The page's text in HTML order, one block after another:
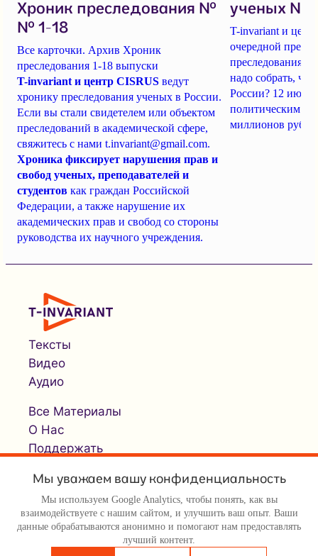
Хроник преследования №
№ 1-18
Все карточки. Архив Хроник
преследования 1-18 выпуски
T-invariant и центр CISRUS ведут
хронику преследования ученых в России.
Если вы стали свидетелем или объектом
преследований в академической сфере,
свяжитесь с нами t.invariant@gmail.com.
Хроника фиксирует нарушения прав и
свобод ученых, преподавателей и
студентов как граждан Российской
Федерации, а также нарушение их
академических прав и свобод со стороны
руководства их научного учреждения.
ученых №
T-invariant и
очередной
преследования
надо собрать,
России? 12
политическим
миллионов
Тексты
Видео
Аудио
Все Материалы
О Нас
Поддержать
Мы уважаем вашу конфиденциальность
Мы используем Google Analytics, чтобы понять, как вы
взаимодействуете с нашим сайтом, и улучшить ваш опыт. Ваши
данные обрабатываются анонимно и помогают нам предоставлять
лучший контент.